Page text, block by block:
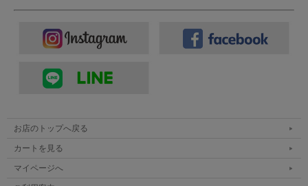
お店のトップへ戻る
カートを見る
マイページへ